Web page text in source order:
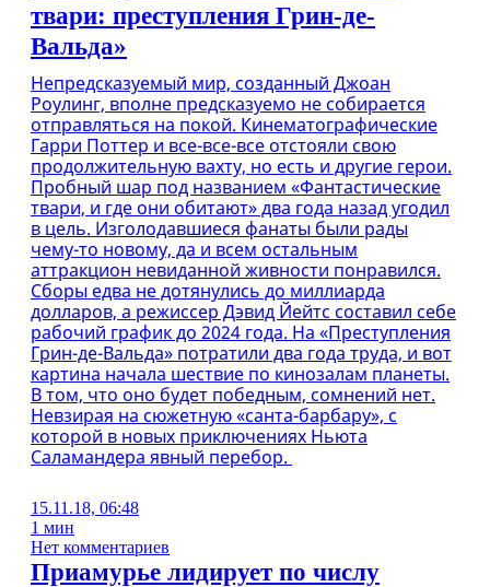
твари: преступления Грин-де-
Вальда»
Непредсказуемый мир, созданный Джоан
Роулинг, вполне предсказуемо не собирается
отправляться на покой. Кинематографические
Гарри Поттер и все-все-все отстояли свою
продолжительную вахту, но есть и другие герои.
Пробный шар под названием «Фантастические
твари, и где они обитают» два года назад угодил
в цель. Изголодавшиеся фанаты были рады
чему-то новому, да и всем остальным
аттракцион невиданной живности понравился.
Сборы едва не дотянулись до миллиарда
долларов, а режиссер Дэвид Йейтс составил себе
рабочий график до 2024 года. На «Преступления
Грин-де-Вальда» потратили два года труда, и вот
картина начала шествие по кинозалам планеты.
В том, что оно будет победным, сомнений нет.
Невзирая на сюжетную «санта-барбару», с
которой в новых приключениях Ньюта
Саламандера явный перебор.
15.11.18, 06:48
1 мин
Нет комментариев
Приамурье лидирует по числу